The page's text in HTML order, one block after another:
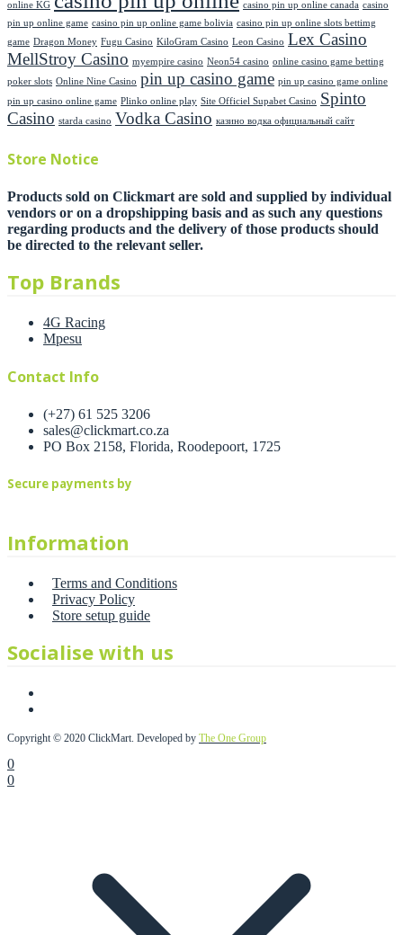
online KG casino pin up online canada casino
pin up online game casino pin up online game bolivia casino pin up online slots bettimg
game Dragon Money Fugu Casino KiloGram Casino Leon Casino Lex Casino
MellStroy Casino myempire casino Neon54 casino online casino game betting
poker slots Online Nine Casino pin up casino game pin up casino game online
pin up casino online game Plinko online play Site Officiel Supabet Casino Spinto
Casino starda casino Vodka Casino казино водка официальный сайт
Store Notice
Products sold on Clickmart are sold and supplied by individual
vendors or on a dropshipping basis and as such any questions
regarding products and the delivery of those products should
be directed to the relevant seller.
Top Brands
4G Racing
Mpesu
Contact Info
(+27) 61 525 3206
sales@clickmart.co.za
PO Box 2158, Florida, Roodepoort, 1725
Secure payments by
Information
Terms and Conditions
Privacy Policy
Store setup guide
Socialise with us
Copyright © 2020 ClickMart. Developed by The One Group
0
0